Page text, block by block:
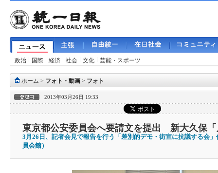
政治 国際 経済 社会 文化 芸能・スポーツ
ホーム > フォト・動画 > フォト
2013年03月26日 19:33
東京都公安委員会へ要請文を提出 新大久保「
3月26日、記者会見で報告を行う「差別的デモ・街宣に抗議する会
員会館）